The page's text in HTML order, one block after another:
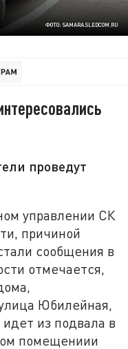
ФОТО: SAMARA.SLEDCOM.RU
проведут
управлении СК
причиной
сообщения в
отмечается,
Юбилейная,
из подвала в
помещениии